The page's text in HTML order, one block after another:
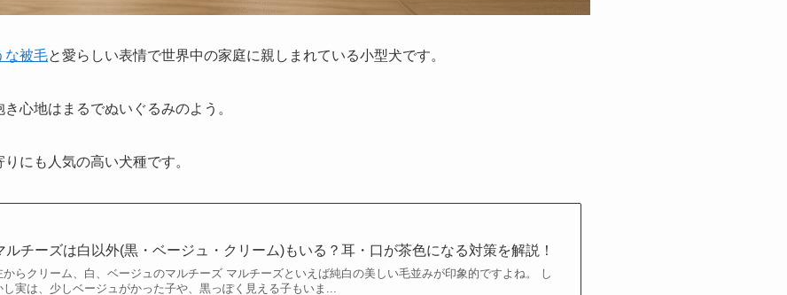
な被毛と愛らしい表情で世界中の家庭に親しまれている小型犬です。
心地はまるでぬいぐるみのよう。
にも人気の高い犬種です。
ルチーズは白以外(黒・ベージュ・クリーム)もいる？耳・口が茶色になる対策を解説！
からクリーム、白、ベージュのマルチーズ マルチーズといえば純白の美しい毛並みが印象的ですよね。 し
し実は、少しベージュがかった子や、黒っぽく見える子もいま...